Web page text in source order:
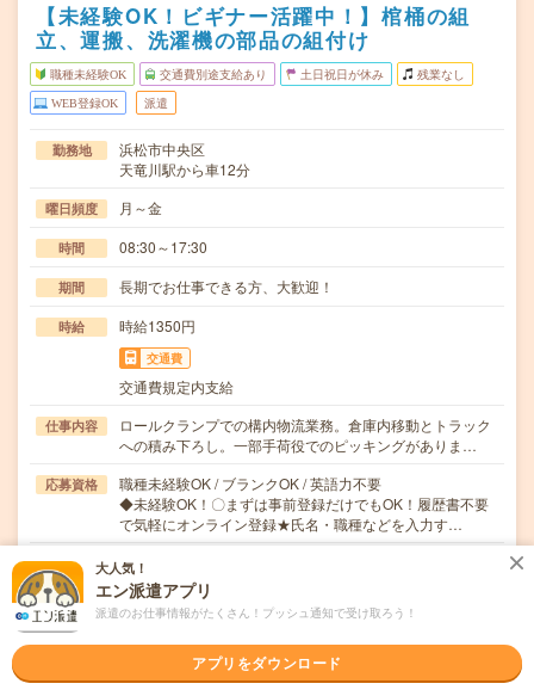
【未経験OK！ビギナー活躍中！】棺桶の組
立、運搬、洗濯機の部品の組付け
職種未経験OK 交通費別途支給あり 土日祝日が休み 残業なし
WEB登録OK 派遣
勤務地
浜松市中央区
天竜川駅から車12分
曜日頻度 月～金
時間 08:30～17:30
期間 長期でお仕事できる方、大歓迎！
時給 時給1350円
交通費
交通費規定内支給
仕事内容
ロールクランプでの構内物流業務。倉庫内移動とトラック
への積み下ろし。一部手荷役でのピッキングがありま…
応募資格
職種未経験OK / ブランクOK / 英語力不要
◆未経験OK！〇まずは事前登録だけでもOK！履歴書不要
で気軽にオンライン登録★氏名・職種などを入力す…
職場の雰囲気
年齢層
20代
30代 40代 50代 60代
大人気！
エン派遣アプリ
派遣のお仕事情報がたくさん！プッシュ通知で受け取ろう！
アプリをダウンロード